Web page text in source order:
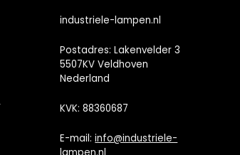
industriele-lampen.nl
Postadres: Lakenvelder 3
5507KV Veldhoven
Nederland
KVK: 88360687
E-mail:info@industriele-